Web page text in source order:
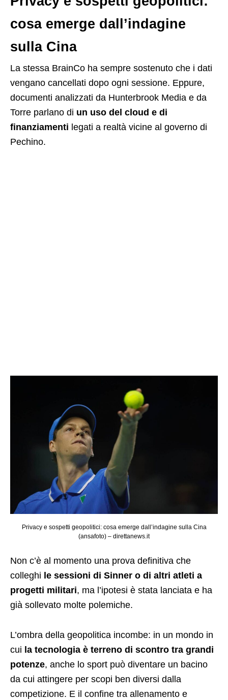
cosa emerge dall’indagine
sulla Cina
La stessa BrainCo ha sempre sostenuto che i dati
vengano cancellati dopo ogni sessione. Eppure,
documenti analizzati da Hunterbrook Media e da
Torre parlano di un uso del cloud e di
finanziamenti legati a realtà vicine al governo di
Pechino.
Privacy e sospetti geopolitici: cosa emerge dall’indagine sulla Cina
(ansafoto) – direttanews.it
Non c’è al momento una prova definitiva che
colleghi le sessioni di Sinner o di altri atleti a
progetti militari, ma l’ipotesi è stata lanciata e ha
già sollevato molte polemiche.
L’ombra della geopolitica incombe: in un mondo in
cui la tecnologia è terreno di scontro tra grandi
potenze, anche lo sport può diventare un bacino
da cui attingere per scopi ben diversi dalla
competizione. E il confine tra allenamento e